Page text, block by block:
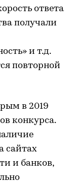
ответа
получали
и т.д.
повторной
в 2019
конкурса.
сайтах
и банков,